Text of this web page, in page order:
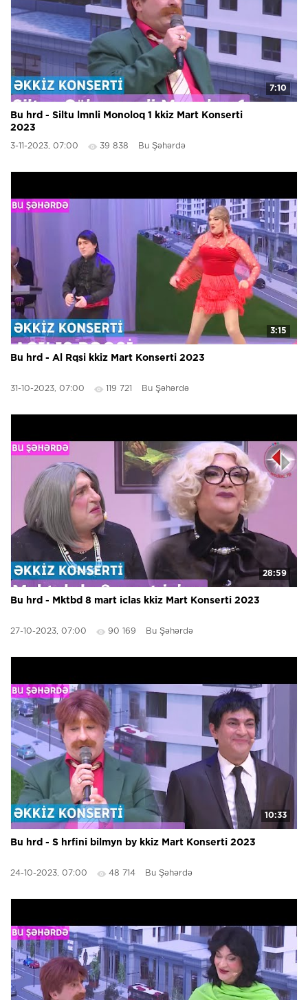
7:10
Bu hrd - Siltu lmnli Monoloq 1 kkiz Mart Konserti
2023
3-11-2023, 07:00 39 838 Bu Şəhərdə
3:15
Bu hrd - Al Rqsi kkiz Mart Konserti 2023
31-10-2023, 07:00 119 721 Bu Şəhərdə
28:59
Bu hrd - Mktbd 8 mart iclas kkiz Mart Konserti 2023
27-10-2023, 07:00 90 169 Bu Şəhərdə
10:33
Bu hrd - S hrfini bilmyn by kkiz Mart Konserti 2023
24-10-2023, 07:00 48 714 Bu Şəhərdə